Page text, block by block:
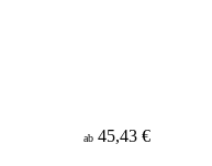
ab 45,43 €